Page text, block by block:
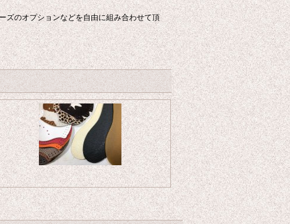
ズのオプションなどを自由に組み合わせて頂